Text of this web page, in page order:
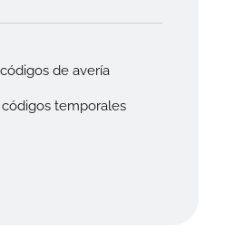
de avería
temporales